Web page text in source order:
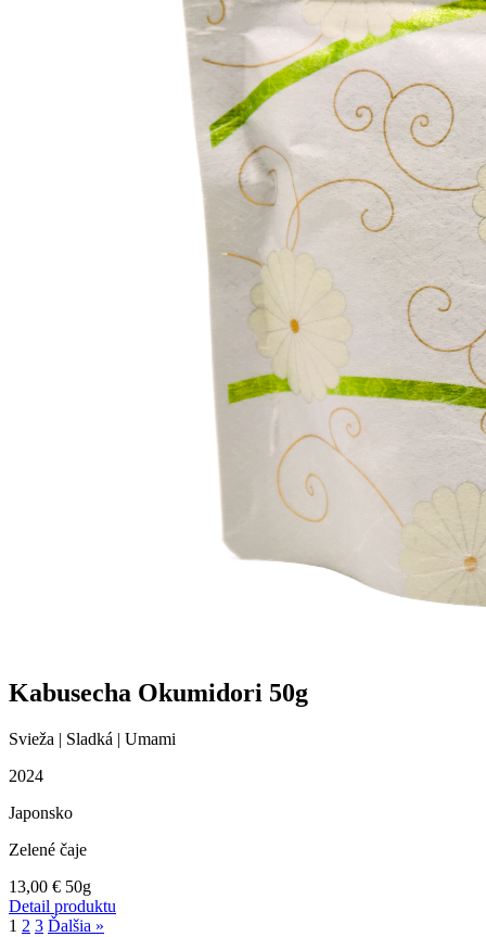
Kabusecha Okumidori 50g
Svieža | Sladká | Umami
2024
Japonsko
Zelené čaje
13,00 € 50g
Detail produktu
1 2 3 Ďalšia »